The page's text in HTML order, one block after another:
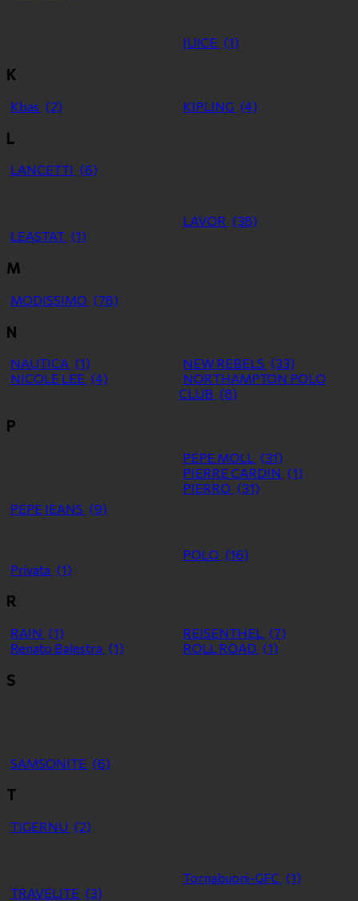
JUICE (1)
K
Kbas (2) KIPLING (4)
L
LANCETTI (6)
LAVOR (38)
LEASTAT (1)
M
MODISSIMO (78)
N
NAUTICA (1) NEW REBELS (33)
NICOLE LEE (4)
NORTHAMPTON POLO
CLUB (8)
P
PEPE JEANS (9)
PEPE MOLL
(31)
PIERRE CARDIN (1)
PIERRO (31)
POLO (16)
Privata (1)
R
RAIN (1) REISENTHEL (7)
Renato Balestra (1) ROLL ROAD (1)
S
SAMSONITE (6)
T
TIGERNU (2)
Tornabuoni-GFC (1)
TRAVELITE (3)